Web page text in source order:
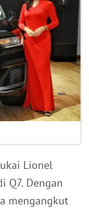
Lionel
Q7. Dengan
mengangkut